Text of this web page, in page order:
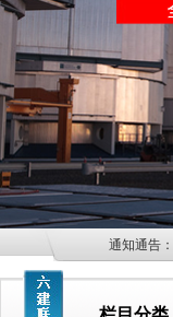
通知通告：